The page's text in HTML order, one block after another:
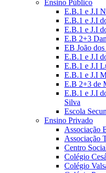
Ensino Público
E.B.1 e J.I
E.B.1 e J.I
E.B.1 e J.I
E.B 2+3
EB João dos
E.B.1 e J.I
E.B.1 e J.I
E.B.1 e J.I
E.B 2+3 de
E.B.1 e J.I
Silva
Escola
Ensino Privado
Associação
Associação
Centro
Colégio
Colégio